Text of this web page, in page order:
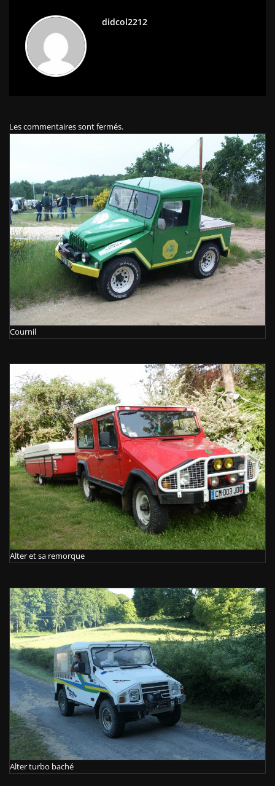
didcol2212
Les commentaires sont fermés.
Cournil
Alter et sa remorque
Alter turbo baché